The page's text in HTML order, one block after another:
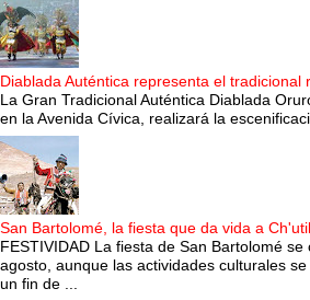
Diablada Auténtica representa el tradicional
La Gran Tradicional Auténtica Diablada
en la Avenida Cívica, realizará la
San Bartolomé, la fiesta que da vida a
FESTIVIDAD La fiesta de San Bartolomé
agosto, aunque las actividades culturales
un fin de ...